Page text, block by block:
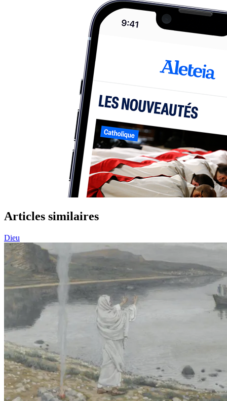
Articles similaires
Dieu